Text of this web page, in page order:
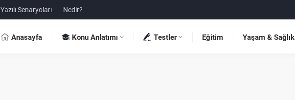
Yazılı Senaryoları Nedir?
Anasayfa Konu Anlatımı Testler Eğitim Yaşam & Sağlık